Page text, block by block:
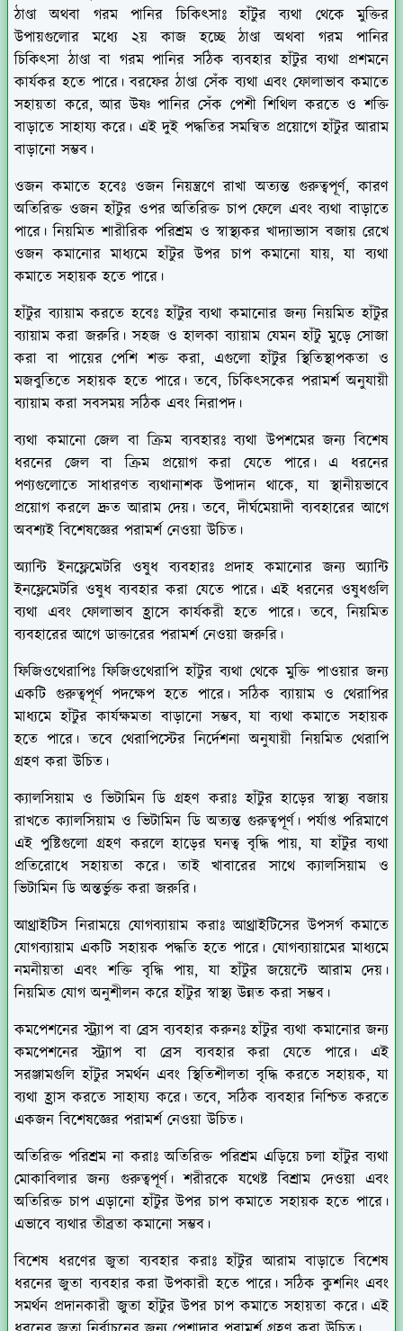
ঠাণ্ডা অথবা গরম পানির চিকিৎসাঃহাঁটুর ব্যথা থেকে মুক্তির
উপায়গুলোর মধ্যে ২য় কাজ হচ্ছে ঠাণ্ডা অথবা গরম পানির
চিকিৎসা ঠাণ্ডা বা গরম পানির সঠিক ব্যবহার হাঁটুর ব্যথা প্রশমনে
কার্যকর হতে পারে। বরফের ঠাণ্ডা সেঁক ব্যথা এবং ফোলাভাব কমাতে
সহায়তা করে, আর উষ্ণ পানির সেঁক পেশী শিথিল করতে ও শক্তি
বাড়াতে সাহায্য করে। এই দুই পদ্ধতির সমন্বিত প্রয়োগে হাঁটুর আরাম
বাড়ানো সম্ভব।
ওজন কমাতে হবেঃওজন নিয়ন্ত্রণে রাখা অত্যন্ত গুরুত্বপূর্ণ, কারণ
অতিরিক্ত ওজন হাঁটুর ওপর অতিরিক্ত চাপ ফেলে এবং ব্যথা বাড়াতে
পারে। নিয়মিত শারীরিক পরিশ্রম ও স্বাস্থ্যকর খাদ্যাভ্যাস বজায় রেখে
ওজন কমানোর মাধ্যমে হাঁটুর উপর চাপ কমানো যায়, যা ব্যথা
কমাতে সহায়ক হতে পারে।
হাঁটুর ব্যায়াম করতে হবেঃ হাঁটুর ব্যথা কমানোর জন্য নিয়মিত হাঁটুর
ব্যায়াম করা জরুরি। সহজ ও হালকা ব্যায়াম যেমন হাঁটু মুড়ে সোজা
করা বা পায়ের পেশি শক্ত করা, এগুলো হাঁটুর স্থিতিস্থাপকতা ও
মজবুতিতে সহায়ক হতে পারে। তবে, চিকিৎসকের পরামর্শ অনুযায়ী
ব্যায়াম করা সবসময় সঠিক এবং নিরাপদ।
ব্যথা কমানো জেল বা ক্রিম ব্যবহারঃব্যথা উপশমের জন্য বিশেষ
ধরনের জেল বা ক্রিম প্রয়োগ করা যেতে পারে। এ ধরনের
পণ্যগুলোতে সাধারণত ব্যথানাশক উপাদান থাকে, যা স্থানীয়ভাবে
প্রয়োগ করলে দ্রুত আরাম দেয়। তবে, দীর্ঘমেয়াদী ব্যবহারের আগে
অবশ্যই বিশেষজ্ঞের পরামর্শ নেওয়া উচিত।
অ্যান্টি ইনফ্লেমেটরি ওষুধ ব্যবহারঃপ্রদাহ কমানোর জন্য অ্যান্টি
ইনফ্লেমেটরি ওষুধ ব্যবহার করা যেতে পারে। এই ধরনের ওষুধগুলি
ব্যথা এবং ফোলাভাব হ্রাসে কার্যকরী হতে পারে। তবে, নিয়মিত
ব্যবহারের আগে ডাক্তারের পরামর্শ নেওয়া জরুরি।
ফিজিওথেরাপিঃ ফিজিওথেরাপি হাঁটুর ব্যথা থেকে মুক্তি পাওয়ার জন্য
একটি গুরুত্বপূর্ণ পদক্ষেপ হতে পারে। সঠিক ব্যায়াম ও থেরাপির
মাধ্যমে হাঁটুর কার্যক্ষমতা বাড়ানো সম্ভব, যা ব্যথা কমাতে সহায়ক
হতে পারে। তবে থেরাপিস্টের নির্দেশনা অনুযায়ী নিয়মিত থেরাপি
গ্রহণ করা উচিত।
ক্যালসিয়াম ও ভিটামিন ডি গ্রহণ করাঃহাঁটুর হাড়ের স্বাস্থ্য বজায়
রাখতে ক্যালসিয়াম ও ভিটামিন ডি অত্যন্ত গুরুত্বপূর্ণ। পর্যাপ্ত পরিমাণে
এই পুষ্টিগুলো গ্রহণ করলে হাড়ের ঘনত্ব বৃদ্ধি পায়, যা হাঁটুর ব্যথা
প্রতিরোধে সহায়তা করে। তাই খাবারের সাথে ক্যালসিয়াম ও
ভিটামিন ডি অন্তর্ভুক্ত করা জরুরি।
আথ্রাইটিস নিরাময়ে যোগব্যায়াম করাঃআথ্রাইটিসের উপসর্গ কমাতে
যোগব্যায়াম একটি সহায়ক পদ্ধতি হতে পারে। যোগব্যায়ামের মাধ্যমে
নমনীয়তা এবং শক্তি বৃদ্ধি পায়, যা হাঁটুর জয়েন্টে আরাম দেয়।
নিয়মিত যোগ অনুশীলন করে হাঁটুর স্বাস্থ্য উন্নত করা সম্ভব।
কমপেশনের স্ট্র্যাপ বা ব্রেস ব্যবহার করুনঃহাঁটুর ব্যথা কমানোর জন্য
কমপেশনের স্ট্র্যাপ বা ব্রেস ব্যবহার করা যেতে পারে। এই
সরঞ্জামগুলি হাঁটুর সমর্থন এবং স্থিতিশীলতা বৃদ্ধি করতে সহায়ক, যা
ব্যথা হ্রাস করতে সাহায্য করে। তবে, সঠিক ব্যবহার নিশ্চিত করতে
একজন বিশেষজ্ঞের পরামর্শ নেওয়া উচিত।
অতিরিক্ত পরিশ্রম না করাঃ অতিরিক্ত পরিশ্রম এড়িয়ে চলা হাঁটুর ব্যথা
মোকাবিলার জন্য গুরুত্বপূর্ণ। শরীরকে যথেষ্ট বিশ্রাম দেওয়া এবং
অতিরিক্ত চাপ এড়ানো হাঁটুর উপর চাপ কমাতে সহায়ক হতে পারে।
এভাবে ব্যথার তীব্রতা কমানো সম্ভব।
বিশেষ ধরণের জুতা ব্যবহার করাঃহাঁটুর আরাম বাড়াতে বিশেষ
ধরনের জুতা ব্যবহার করা উপকারী হতে পারে। সঠিক কুশনিং এবং
সমর্থন প্রদানকারী জুতা হাঁটুর উপর চাপ কমাতে সহায়তা করে। এই